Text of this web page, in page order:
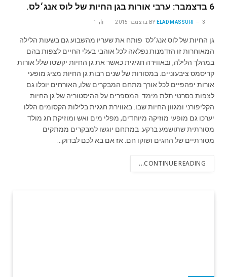
6 בדצמבר: ערבי אורות בגן החיות של לוס אנג׳לס.
BY ELAD MASSURI 3 בדצמבר 2015 1
גן החיות של לוס אנג׳לס פותח את שעריו מהשבוע גם בשעות הלילה
המאוחרות זו הזדמנות נפלאה לכל אוהבי בעלי החיים לצפות בהם
במהלך הלילה, ובאווירה חגיגית כאשר את גן החיות יקשטו שלל אורות
קריסמס ציבעוניים. במסורות של שנים רבות גן החיות מציג מופעי
אורות יפהפיים לכל אורך מתחם המבקרים שלו, האורחים יוכלו גם
לצפות בסרטי תלת מימד המספרים על ההיסטוריה של גן החיות
הקליפורני ומגוון החיות שבו. באווירת חגגית בלילות הקסומים הללו
יערכו גם מופעי מוזיקה מיוחדים, מפלי מים ואש ומוזיקת חג מולד
מסורתית שתושמע ברקע. במתחם יוגשו למבקרים ממתקים
מסורתיים של החגים ושוקו חם. אז אם בא לכם לבדוק…
CONTINUE READING...